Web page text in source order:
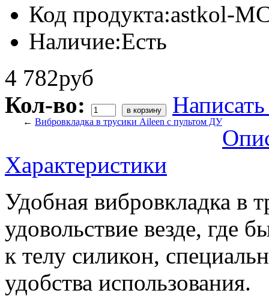
Код продукта:astkol-
Наличие:Есть
4 782руб
Кол-во:
← Вибровкладка в трусики Aileen с пультом ДУ
Характеристики
Удобная вибровкладка в
удовольствие везде, где
к телу силикон,
удобства использования.